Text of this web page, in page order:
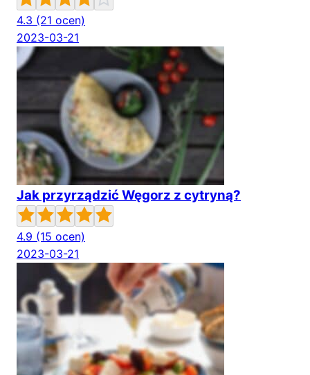
4.3 (21 ocen)
2023-03-21
Jak przyrządzić Węgorz z cytryną?
4.9 (15 ocen)
2023-03-21